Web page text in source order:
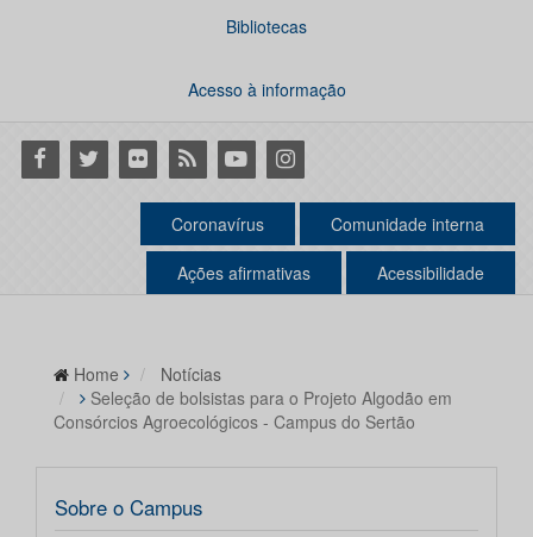
Bibliotecas
Acesso à informação
Facebook
Twitter Flickr RSS YoutubeInstagram
Coronavírus Comunidade interna
Ações afirmativas Acessibilidade
Home
Notícias
Seleção de bolsistas para o Projeto Algodão em
Consórcios Agroecológicos - Campus do Sertão
Sobre o Campus